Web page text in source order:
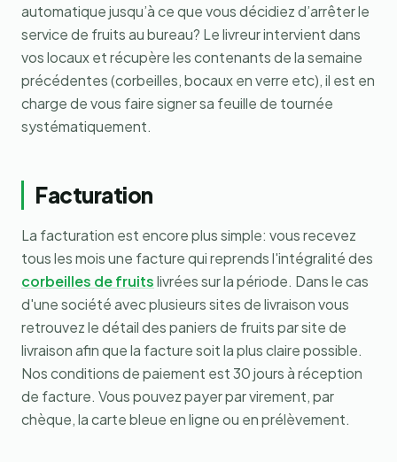
automatique jusqu’à ce que vous décidiez d’arrêter le
service de fruits au bureau? Le livreur intervient dans
vos locaux et récupère les contenants de la semaine
précédentes (corbeilles, bocaux en verre etc), il est en
charge de vous faire signer sa feuille de tournée
systématiquement.
Facturation
La facturation est encore plus simple: vous recevez
tous les mois une facture qui reprends l'intégralité des
corbeilles de fruitslivrées sur la période. Dans le cas
d'une société avec plusieurs sites de livraison vous
retrouvez le détail des paniers de fruits par site de
livraison afin que la facture soit la plus claire possible.
Nos conditions de paiement est 30 jours à réception
de facture. Vous pouvez payer par virement, par
chèque, la carte bleue en ligne ou en prélèvement.